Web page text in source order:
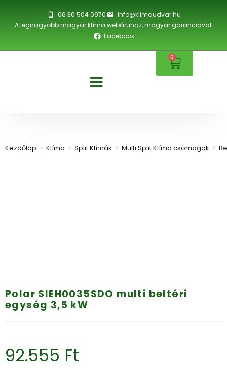
06 30 504 0970
info@klimaudvar.hu
A legnagyobb magyar klíma webáruház, magyar garanciával!
Facebook
0
Kezdőlap > Klíma > Split Klímák > Multi Split Klíma csomagok >
Polar SIEH0035SDO multi beltéri
egység 3,5 kW
92.555 Ft